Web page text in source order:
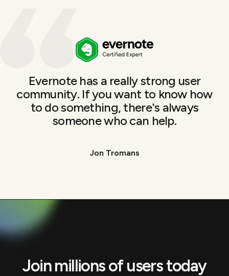
Evernote has a really strong user
community. If you want to know how
to do something, there's always
someone who can help.
Jon Tromans
Join millions of users today